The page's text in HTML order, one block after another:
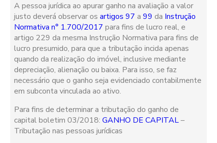
A pessoa jurídica ao apurar ganho na avaliação a valor
justo deverá observar osartigos 97 a99 da Instrução
Normativa n° 1.700/2017 para fins de lucro real, e
artigo 229 da mesma Instrução Normativa para fins de
lucro presumido, para que a tributação incida apenas
quando da realização do imóvel, inclusive mediante
depreciação, alienação ou baixa. Para isso, se faz
necessário que o ganho seja evidenciado contabilmente
em subconta vinculada ao ativo.
Para fins de determinar a tributação do ganho de
capital boletim 03/2018:GANHO DE CAPITAL–
Tributação nas pessoas jurídicas